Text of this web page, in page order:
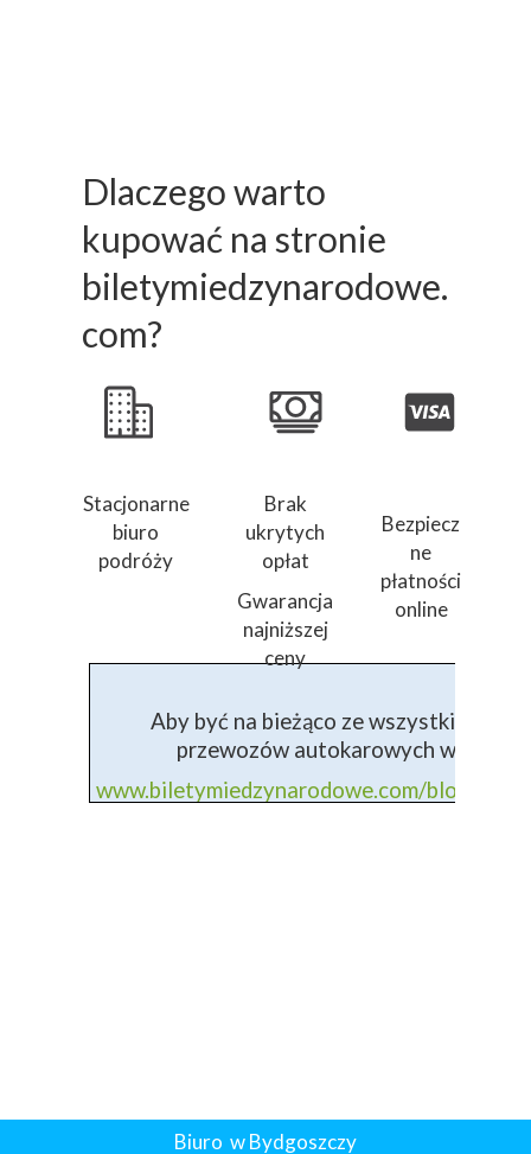
Bezpiecz
ne
płatności
online
Brak
ukrytych
opłat
Gwarancja
najniższej
ceny
Stacjonarne
biuro
podróży
Dlaczego warto
kupować na stronie
biletymiedzynarodowe.
com?
Aby być na bieżąco ze wszystkimi
przewozów autokarowych wejdź na
www.biletymiedzynarodowe.com/
Biuro w Bydgoszczy